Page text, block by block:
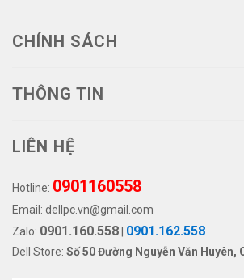
CHÍNH SÁCH
THÔNG TIN
LIÊN HỆ
Hotline: 0901160558
Email: dellpc.vn@gmail.com
Zalo: 0901.160.558 0901.162.558
Dell Store: Số 50 Đường Nguyễn Văn Huyên,